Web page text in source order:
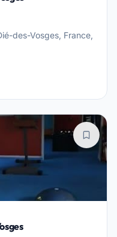
des-Vosges, France,